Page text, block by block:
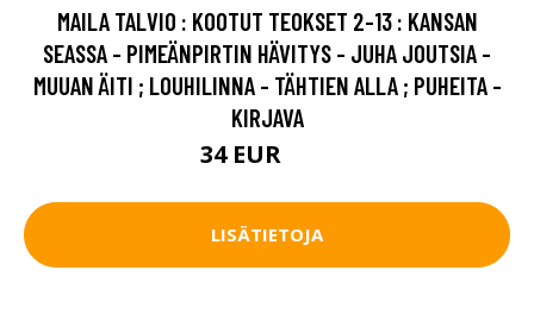
MAILA TALVIO : KOOTUT TEOKSET 2-13 : KANSAN
SEASSA - PIMEÄNPIRTIN HÄVITYS - JUHA JOUTSIA -
MUUAN ÄITI ; LOUHILINNA - TÄHTIEN ALLA ; PUHEITA -
KIRJAVA
34 EUR
LISÄTIETOJA